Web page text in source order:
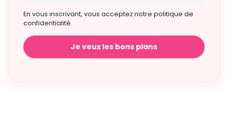
En vous inscrivant, vous acceptez notre politique de
confidentialité.